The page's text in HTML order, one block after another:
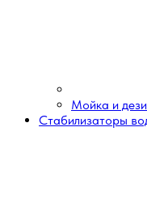
Мойка и
Стабилизаторы